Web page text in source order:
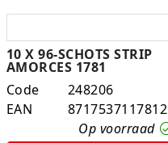
10 X 96-SCHOTS STRIP
AMORCES 1781
Code
248206
EAN
8717537117812
Op voorraad
Slime & Putty
Slow rise
Sluban
SO Kawaii